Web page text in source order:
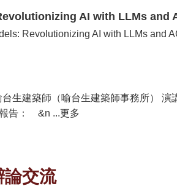
AI with LLMs and
Revolutionizing AI with LLMs and
生建築師（喻台生建築師事務所） 演
告： &n ...更多
論交流